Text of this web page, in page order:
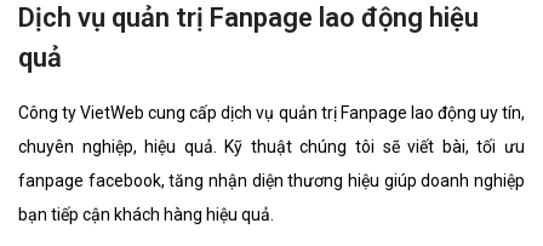
Dịch vụ quản trị Fanpage lao động hiệu
quả
Công ty VietWeb cung cấp dịch vụ quản trị Fanpage lao động uy tín,
chuyên nghiệp, hiệu quả. Kỹ thuật chúng tôi sẽ viết bài, tối ưu
fanpage facebook, tăng nhận diện thương hiệu giúp doanh nghiệp
bạn tiếp cận khách hàng hiệu quả.